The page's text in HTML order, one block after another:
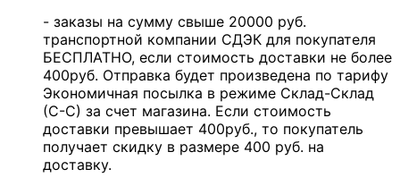
- заказы на сумму свыше 20000 руб.
транспортной компании СДЭК для покупателя
БЕСПЛАТНО, если стоимость доставки не более
400руб. Отправка будет произведена по тарифу
Экономичная посылка в режиме Склад-Склад
(С-С) за счет магазина. Если стоимость
доставки превышает 400руб., то покупатель
получает скидку в размере 400 руб. на
доставку.